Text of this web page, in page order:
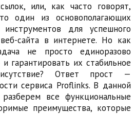
или, как часто говорят,
один из основополагающих
для успешного
сайта в интернете. Но как
не просто единоразово
гарантировать их стабильное
Ответ прост —
сервиса Proflinks. В данной
все функциональные
преимущества, которые